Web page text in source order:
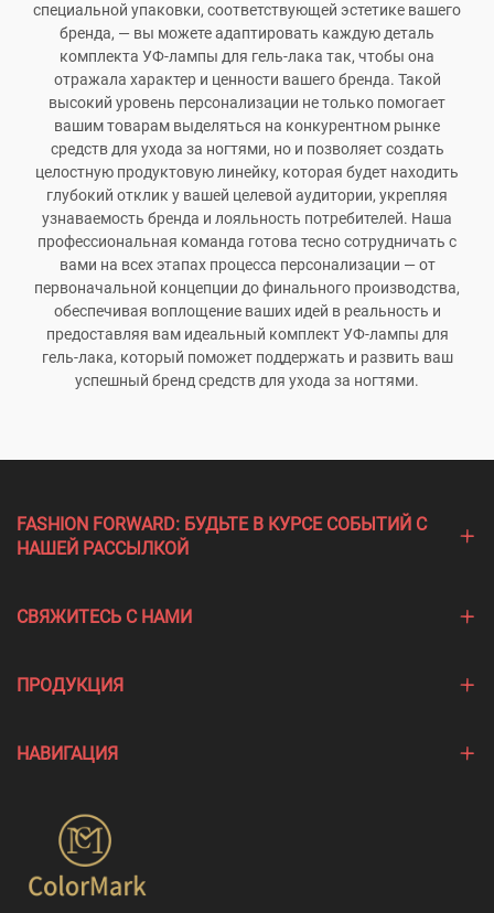
специальной упаковки, соответствующей эстетике вашего
бренда, — вы можете адаптировать каждую деталь
комплекта УФ-лампы для гель-лака так, чтобы она
отражала характер и ценности вашего бренда. Такой
высокий уровень персонализации не только помогает
вашим товарам выделяться на конкурентном рынке
средств для ухода за ногтями, но и позволяет создать
целостную продуктовую линейку, которая будет находить
глубокий отклик у вашей целевой аудитории, укрепляя
узнаваемость бренда и лояльность потребителей. Наша
профессиональная команда готова тесно сотрудничать с
вами на всех этапах процесса персонализации — от
первоначальной концепции до финального производства,
обеспечивая воплощение ваших идей в реальность и
предоставляя вам идеальный комплект УФ-лампы для
гель-лака, который поможет поддержать и развить ваш
успешный бренд средств для ухода за ногтями.
FASHION FORWARD: БУДЬТЕ В КУРСЕ СОБЫТИЙ С
НАШЕЙ РАССЫЛКОЙ
СВЯЖИТЕСЬ С НАМИ
ПРОДУКЦИЯ
НАВИГАЦИЯ